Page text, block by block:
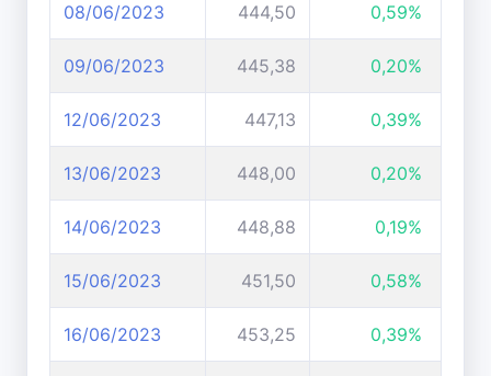
08/06/2023 444,50 0,59%
09/06/2023 445,38 0,20%
12/06/2023 447,13 0,39%
13/06/2023 448,00 0,20%
14/06/2023 448,88 0,19%
15/06/2023 451,50 0,58%
16/06/2023 453,25 0,39%